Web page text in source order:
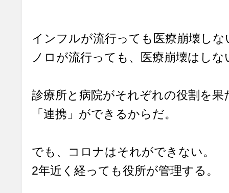
インフルが流行っても医療崩壊しな
ノロが流行っても、医療崩壊はしな
診療所と病院がそれぞれの役割を果
「連携」ができるからだ。
でも、コロナはそれができない。
2年近く経っても役所が管理する。